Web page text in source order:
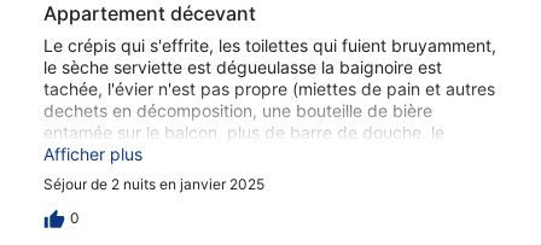
Appartement décevant
Le crépis qui s'effrite, les toilettes qui fuient bruyamment,
le sèche serviette est dégueulasse la baignoire est
tachée, l'évier n'est pas propre (miettes de pain et autres
dechets en décomposition, une bouteille de bière
entamée sur le balcon, plus de barre de douche, le
parquet toilettes est déboité avec crasse entre les lames,
une seule prise dans la chambre double : pas de
seconde lampe de chevet. Isolation phonique décevante:
in a entendu les conversations des voisins sur leur balcon
Afficher plus
Séjour de 2 nuits en janvier 2025
0